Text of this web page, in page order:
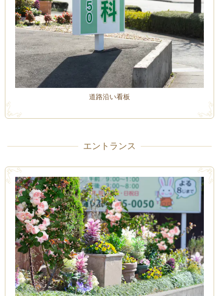
道路沿い看板
エントランス